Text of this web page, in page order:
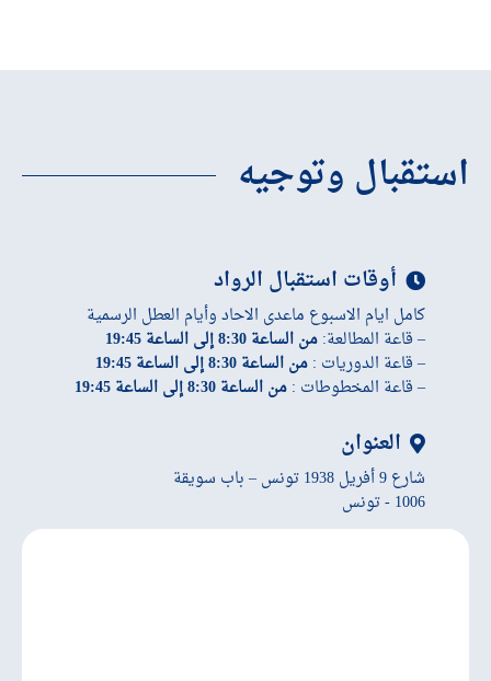
استقبال وتوجيه
أوقات استقبال الرواد
كامل ايام الاسبوع ماعدى الاحاد وأيام العطل الرسمية
– قاعة المطالعة:من الساعة 8:30 إلى الساعة 19:45
– قاعة الدوريات :من الساعة 8:30 إلى الساعة 19:45
– قاعة المخطوطات :من الساعة 8:30 إلى الساعة 19:45
العنوان
شارع 9 أفريل 1938 تونس – باب سويقة
1006 - تونس